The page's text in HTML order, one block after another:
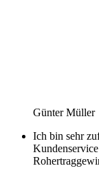
Günter Müller
Ich bin sehr